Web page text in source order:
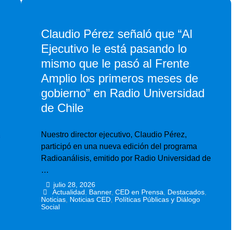
Claudio Pérez señaló que “Al
Ejecutivo le está pasando lo
mismo que le pasó al Frente
Amplio los primeros meses de
gobierno” en Radio Universidad
de Chile
Nuestro director ejecutivo, Claudio Pérez,
participó en una nueva edición del programa
Radioanálisis, emitido por Radio Universidad de
…
julio 28, 2026
Actualidad Banner,CED en Prensa Destacados
Noticias, Noticias CED, Políticas Públicas y Diálogo
Social